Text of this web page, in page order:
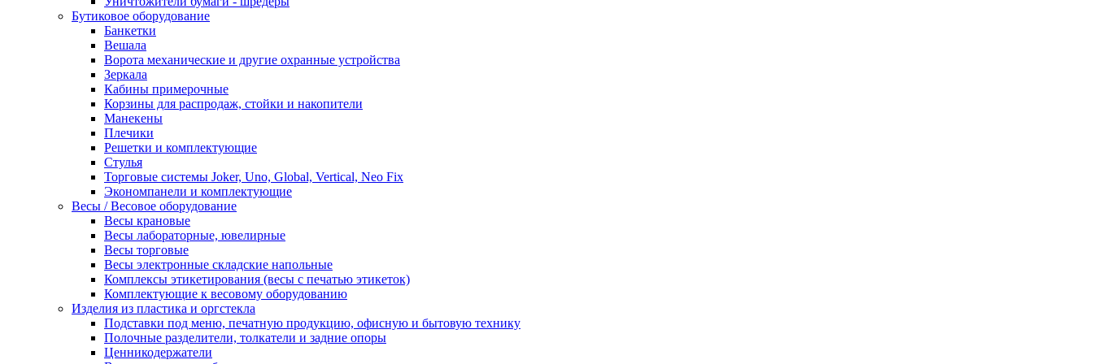
Бутиковое оборудование
Банкетки
Вешала
Ворота механические и другие охранные устройства
Зеркала
Кабины примерочные
Корзины для распродаж, стойки и накопители
Манекены
Плечики
Решетки и комплектующие
Стулья
Торговые системы Joker, Uno, Global, Vertical, Neo Fix
Экономпанели и комплектующие
Весы / Весовое оборудование
Весы крановые
Весы лабораторные, ювелирные
Весы торговые
Весы электронные складские напольные
Комплексы этикетирования (весы с печатью этикеток)
Комплектующие к весовому оборудованию
Изделия из пластика и оргстекла
Подставки под меню, печатную продукцию, офисную и бытовую технику
Полочные разделители, толкатели и задние опоры
Ценникодержатели